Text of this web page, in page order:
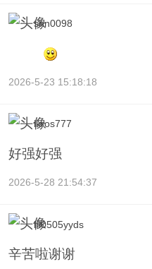
shn0098
2026-5-23 15:18:18
ikros777
好强好强
2026-5-28 21:54:37
lfl0505yyds
辛苦啦谢谢